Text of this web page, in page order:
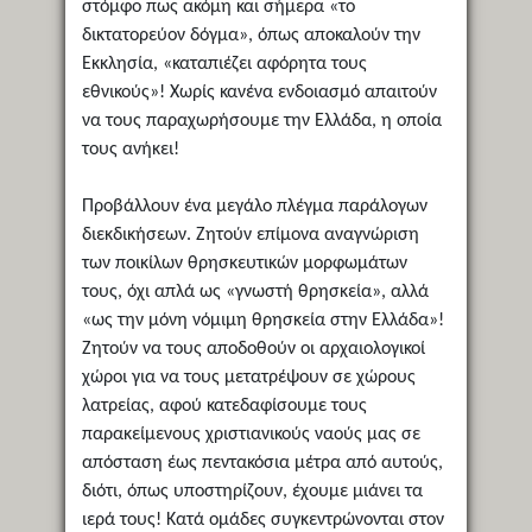
στόμφο πως ακόμη και σήμερα «το
δικτατορεύον δόγμα», όπως αποκαλούν την
Εκκλησία, «καταπιέζει αφόρητα τους
εθνικούς»! Χωρίς κανένα ενδοιασμό απαιτούν
να τους παραχωρήσουμε την Ελλάδα, η οποία
τους ανήκει!
Προβάλλουν ένα μεγάλο πλέγμα παράλογων
διεκδικήσεων. Ζητούν επίμονα αναγνώριση
των ποικίλων θρησκευτικών μορφωμάτων
τους, όχι απλά ως «γνωστή θρησκεία», αλλά
«ως την μόνη νόμιμη θρησκεία στην Ελλάδα»!
Ζητούν να τους αποδοθούν οι αρχαιολογικοί
χώροι για να τους μετατρέψουν σε χώρους
λατρείας, αφού κατεδαφίσουμε τους
παρακείμενους χριστιανικούς ναούς μας σε
απόσταση έως πεντακόσια μέτρα από αυτούς,
διότι, όπως υποστηρίζουν, έχουμε μιάνει τα
ιερά τους! Κατά ομάδες συγκεντρώνονται στον